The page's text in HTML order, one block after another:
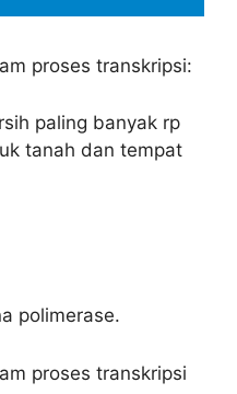
proses transkripsi:
paling banyak rp
tanah dan tempat
polimerase.
proses transkripsi